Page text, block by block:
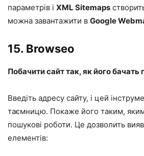
параметрів і XML Sitemaps
можна завантажити в Google
15. Browseo
Побачити сайт так, як його
Введіть адресу сайту, і цей
таємницю. Покаже його таким,
пошукові роботи. Це дозволить
елементів: